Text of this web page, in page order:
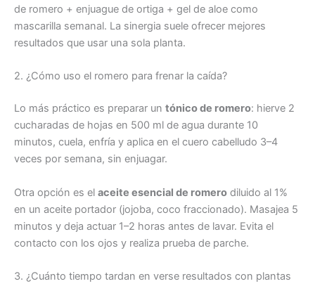
de romero + enjuague de ortiga + gel de aloe como
mascarilla semanal. La sinergia suele ofrecer mejores
resultados que usar una sola planta.
2. ¿Cómo uso el romero para frenar la caída?
Lo más práctico es preparar un tónico de romero: hierve 2
cucharadas de hojas en 500 ml de agua durante 10
minutos, cuela, enfría y aplica en el cuero cabelludo 3–4
veces por semana, sin enjuagar.
Otra opción es el aceite esencial de romero diluido al 1%
en un aceite portador (jojoba, coco fraccionado). Masajea 5
minutos y deja actuar 1–2 horas antes de lavar. Evita el
contacto con los ojos y realiza prueba de parche.
3. ¿Cuánto tiempo tardan en verse resultados con plantas